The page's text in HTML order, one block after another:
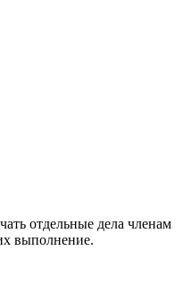
отдельные дела членам
выполнение.